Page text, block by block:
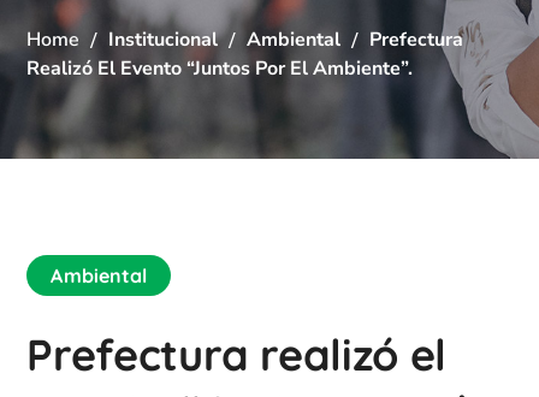
Home Institucional Ambiental
Prefectura
Realizó El Evento “Juntos Por El Ambiente”.
Ambiental
Prefectura realizó el